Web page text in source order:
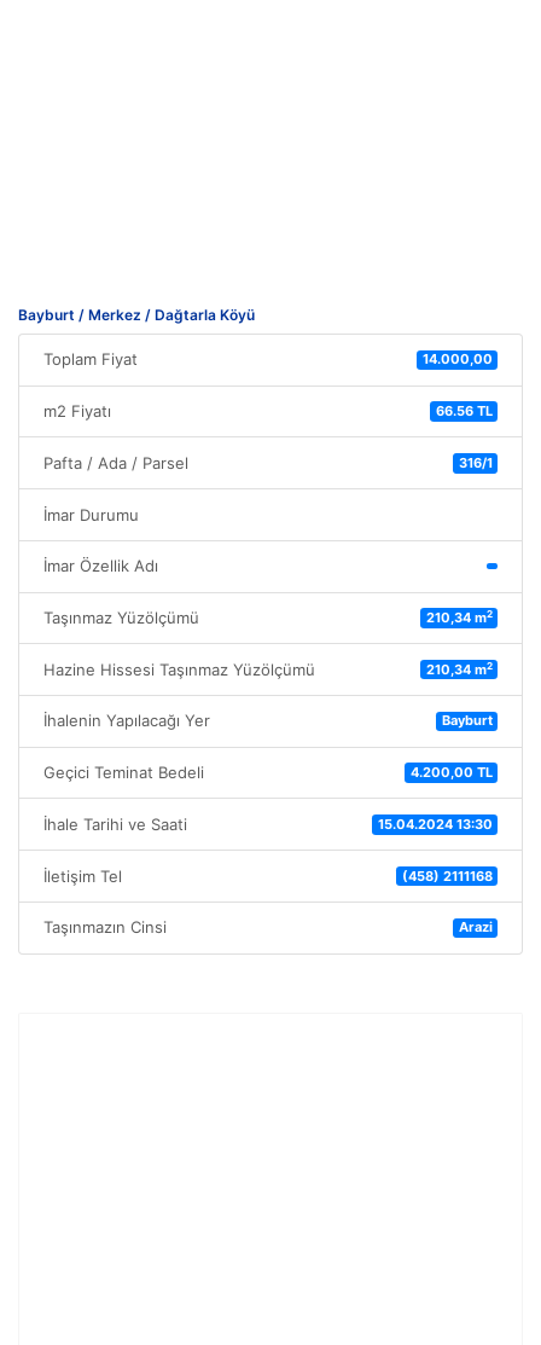
Bayburt / Merkez / Dağtarla Köyü
Toplam Fiyat 14.000,00
m2 Fiyatı 66.56 TL
Pafta / Ada / Parsel 316/1
İmar Durumu
İmar Özellik Adı
Taşınmaz Yüzölçümü 210,34 m2
Hazine Hissesi Taşınmaz Yüzölçümü 210,34 m2
İhalenin Yapılacağı Yer Bayburt
Geçici Teminat Bedeli 4.200,00 TL
İhale Tarihi ve Saati 15.04.2024 13:30
İletişim Tel (458) 2111168
Taşınmazın Cinsi Arazi